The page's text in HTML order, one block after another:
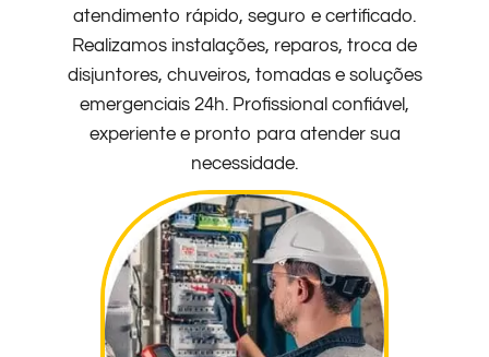
atendimento rápido, seguro e certificado.
Realizamos instalações, reparos, troca de
disjuntores, chuveiros, tomadas e soluções
emergenciais 24h. Profissional confiável,
experiente e pronto para atender sua
necessidade.